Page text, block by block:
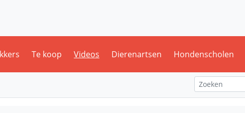
Te koop Videos Dierenartsen Hondenscholen